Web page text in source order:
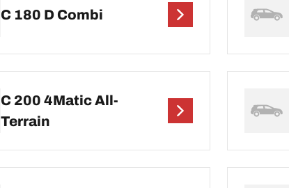
C 180 D Combi
C 200 4Matic All-
Terrain